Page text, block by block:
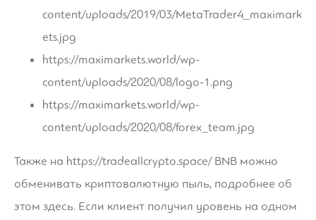
content/uploads/2019/03/MetaTrader4_maximark
ets.jpg
https://maximarkets.world/wp-
content/uploads/2020/08/logo-1.png
https://maximarkets.world/wp-
content/uploads/2020/08/forex_team.jpg
Также на https://tradeallcrypto.space/BNB можно
обменивать криптовалютную пыль, подробнее об
этом здесь. Если клиент получил уровень на одном